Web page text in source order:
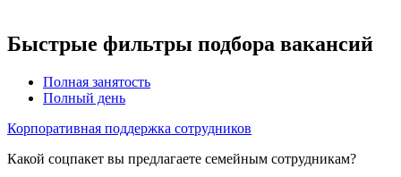
Быстрые фильтры подбора вакансий
Полная занятость
Полный день
Корпоративная поддержка сотрудников
Какой соцпакет вы предлагаете семейным сотрудникам?